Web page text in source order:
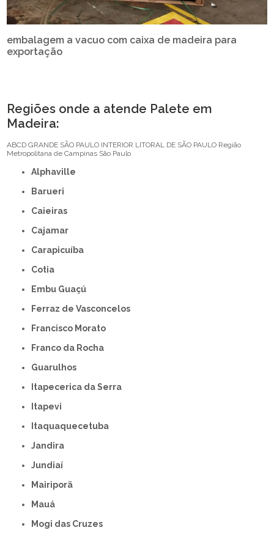
embalagem a vacuo com caixa de madeira para
exportação
Regiões onde a atende Palete em
Madeira:
ABCD GRANDE SÃO PAULO INTERIOR LITORAL DE SÃO PAULO Região
Metropolitana de Campinas São Paulo
Alphaville
Barueri
Caieiras
Cajamar
Carapicuíba
Cotia
Embu Guaçú
Ferraz de Vasconcelos
Francisco Morato
Franco da Rocha
Guarulhos
Itapecerica da Serra
Itapevi
Itaquaquecetuba
Jandira
Jundiaí
Mairiporã
Mauá
Mogi das Cruzes